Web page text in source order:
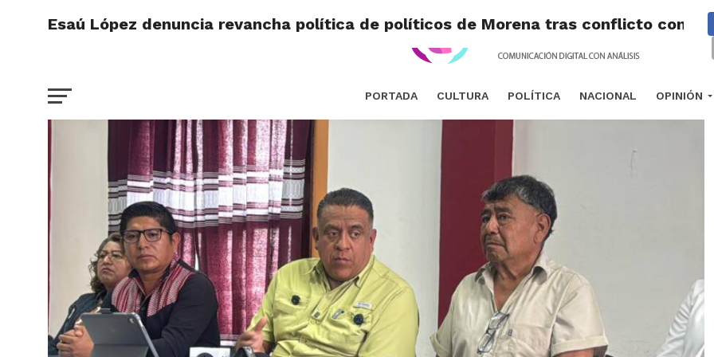
PORTADA CULTURA POLÍTICA NACIONAL OPINIÓN
Esaú López denuncia revancha política de políticos de Morena tras conflicto con